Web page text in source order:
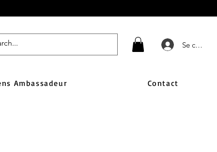
Se
Ambassadeur Contact